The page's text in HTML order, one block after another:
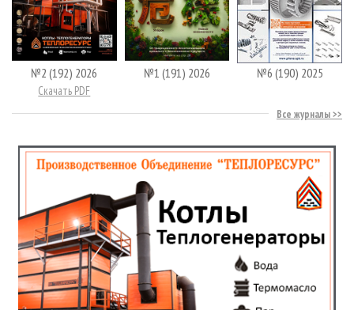
№2 (192) 2026
Скачать PDF
№1 (191) 2026 №6 (190) 2025
Все журналы